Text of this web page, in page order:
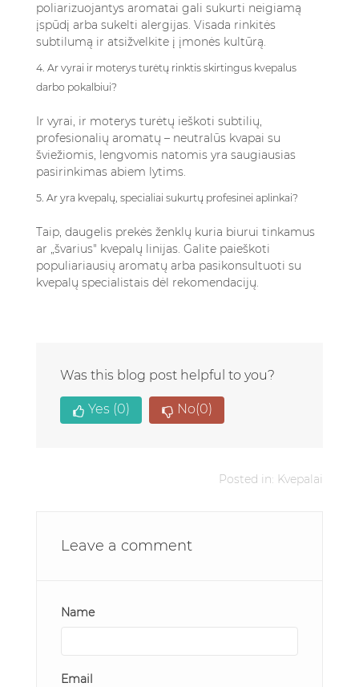
poliarizuojantys aromatai gali sukurti neigiamą
įspūdį arba sukelti alergijas. Visada rinkitės
subtilumą ir atsižvelkite į įmonės kultūrą.
4. Ar vyrai ir moterys turėtų rinktis skirtingus kvepalus
darbo pokalbiui?
Ir vyrai, ir moterys turėtų ieškoti subtilių,
profesionalių aromatų – neutralūs kvapai su
šviežiomis, lengvomis natomis yra saugiausias
pasirinkimas abiem lytims.
5. Ar yra kvepalų, specialiai sukurtų profesinei aplinkai?
Taip, daugelis prekės ženklų kuria biurui tinkamus
ar „švarius" kvepalų linijas. Galite paieškoti
populiariausių aromatų arba pasikonsultuoti su
kvepalų specialistais dėl rekomendacijų.
Was this blog post helpful to you?
Yes (0) No(0)
Posted in: Kvepalai
Leave a comment
Name
Email